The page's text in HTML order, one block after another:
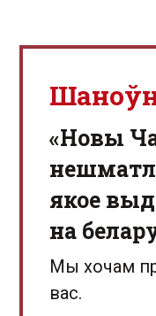
«Новы
якое
на
Мы хочам
вас.